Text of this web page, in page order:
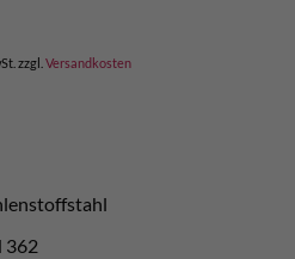
zzgl. Versandkosten
362